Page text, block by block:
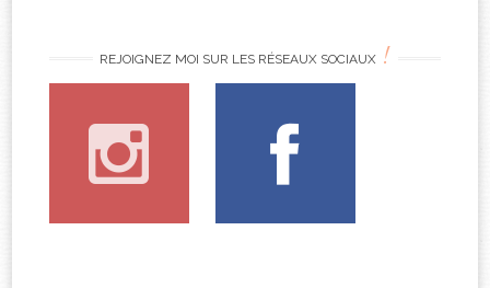
REJOIGNEZ MOI SUR LES RÉSEAUX SOCIAUX !